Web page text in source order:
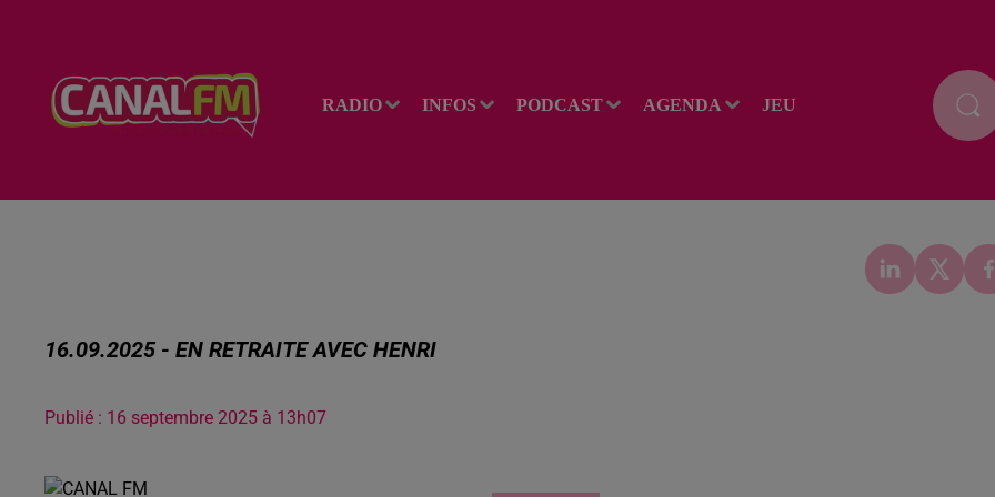
RADIO INFOS PODCAST AGENDA JEU
16.09.2025 - EN RETRAITE AVEC HENRI
Publié : 16 septembre 2025 à 13h07